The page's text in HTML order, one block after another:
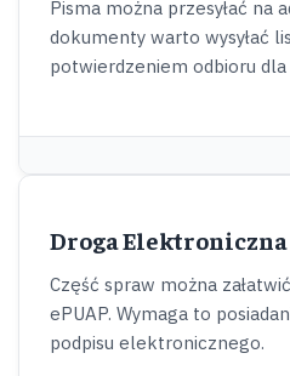
Pisma można przesyłać na
dokumenty warto wysyłać
potwierdzeniem odbioru
Droga Elektroniczna
Część spraw można
ePUAP. Wymaga to
podpisu elektronicznego.